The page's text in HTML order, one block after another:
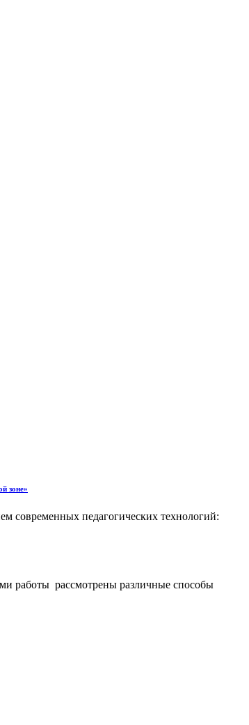
зоне»
современных педагогических технологий:
работы рассмотрены различные способы